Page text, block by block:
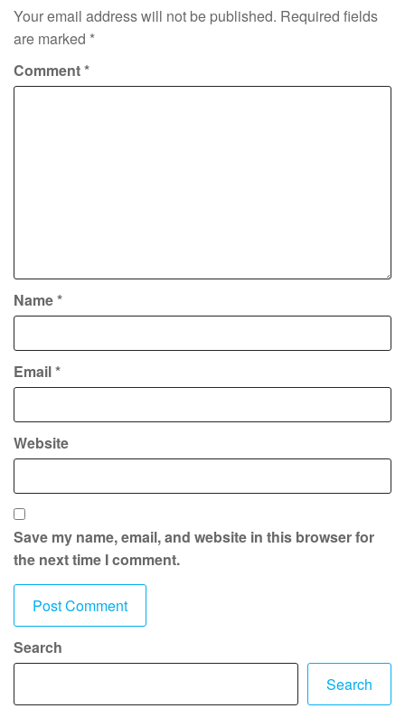
Your email address will not be published. Required fields
are marked *
Comment*
Name*
Email*
Website
Save my name, email, and website in this browser for
the next time I comment.
Search
Search